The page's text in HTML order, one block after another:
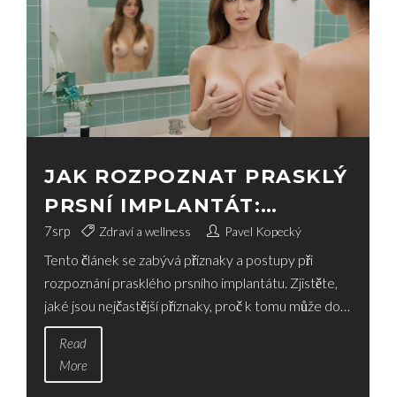
JAK ROZPOZNAT PRASKLÝ
PRSNÍ IMPLANTÁT:
NEJČASTĚJŠÍ PŘÍZNAKY A
POSTUPY
7srp Zdraví a wellness Pavel Kopecký
Tento článek se zabývá příznaky a postupy při
rozpoznání prasklého prsního implantátu. Zjistěte,
jaké jsou nejčastější příznaky, proč k tomu může dojít
a jaké kroky byste měli podniknout. Tato informace
může být užitečná pro každého, kdo má prsní
implantáty nebo zvažuje jejich zavedení. Čtěte dál,
Read
More